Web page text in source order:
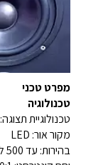
מפרט טכני
טכנולוגיה
טכנולוגיית תצוגה: LCD
מקור אור: LED
בהירות: עד 500 לומן*